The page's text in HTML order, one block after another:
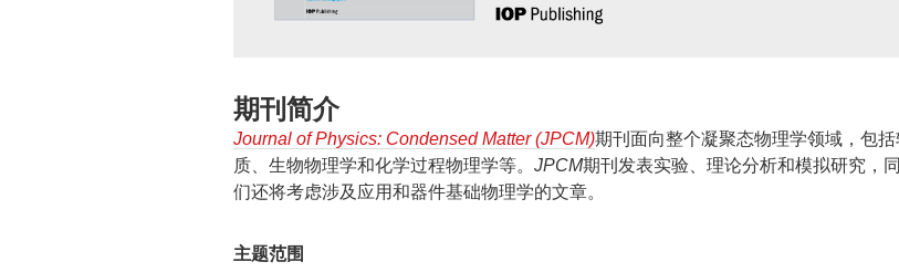
期刊简介
Journal of Physics: Condensed Matter (JPCM)期刊面向整个凝聚态物理学领域，包括
质、生物物理学和化学过程物理学等。 JPCM期刊发表实验、理论分析和模拟研究，
们还将考虑涉及应用和器件基础物理学的文章。
主题范围